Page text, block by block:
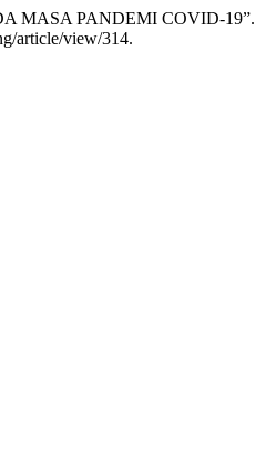
MASA PANDEMI COVID-19”.
article/view/314.